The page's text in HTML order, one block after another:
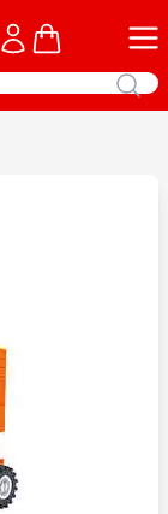
Cart